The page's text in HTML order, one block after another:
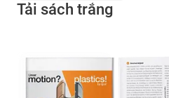
Tải sách trắng